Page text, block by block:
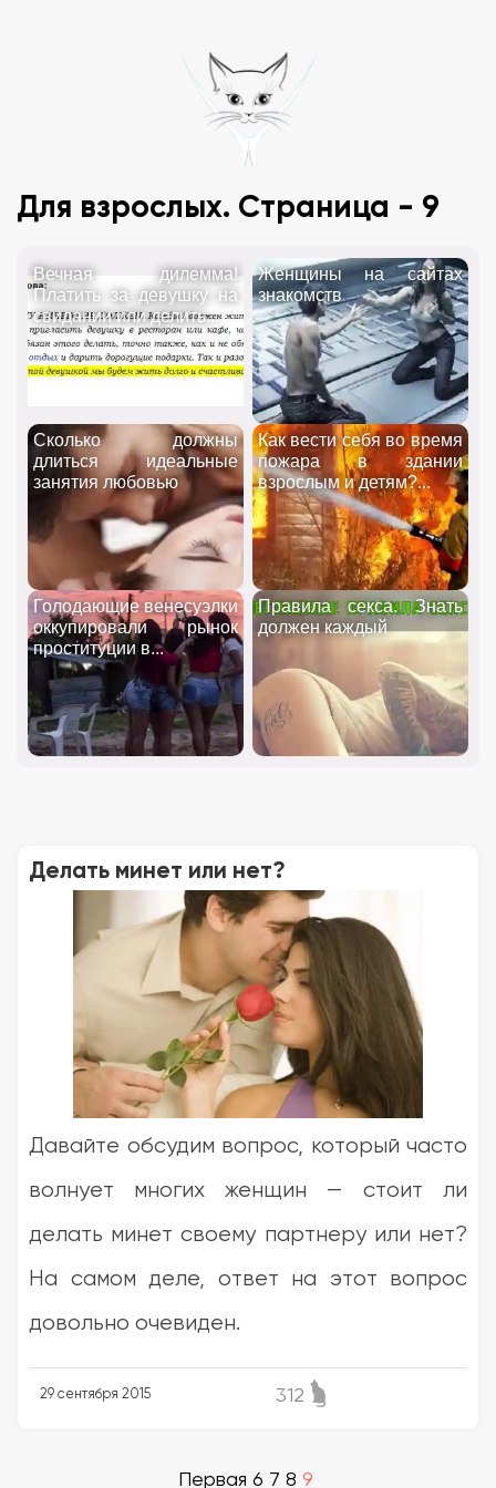
Для взрослых. Страница - 9
Вечная дилемма!
Платить за девушку на
свидании или делить...
Женщины на сайтах
знакомств
Сколько должны
длиться идеальные
занятия любовью
Как вести себя во время
пожара в здании
взрослым и детям?...
Голодающие венесуэлки
оккупировали рынок
проституции в...
Правила секса. Знать
должен каждый
Делать минет или нет?
Давайте обсудим вопрос, который часто
волнует многих женщин — стоит ли
делать минет своему партнеру или нет?
На самом деле, ответ на этот вопрос
довольно очевиден.
312
29 сентября 2015
Первая 6 7 8 9